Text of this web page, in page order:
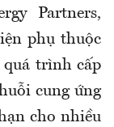
Partners,
phụ thuộc
trình cấp
cung ứng
cho nhiều